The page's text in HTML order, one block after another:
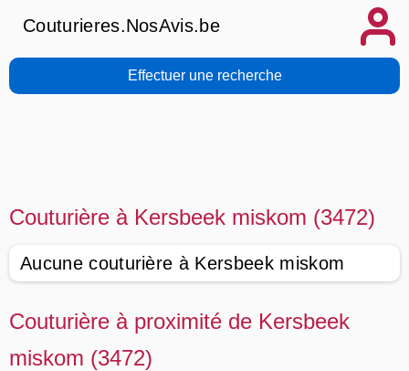
Couturieres.NosAvis.be
Effectuer une recherche
Couturière à Kersbeek miskom (3472)
Aucune couturière à Kersbeek miskom
Couturière à proximité de Kersbeek
miskom (3472)